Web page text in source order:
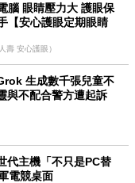
腦 眼睛壓力大 護眼保
【安心護眼定期眼睛
壽 安心護眼）
生成數千張兒童不
與不配合警方遭起訴
代主機「不只是PC替
電競桌面